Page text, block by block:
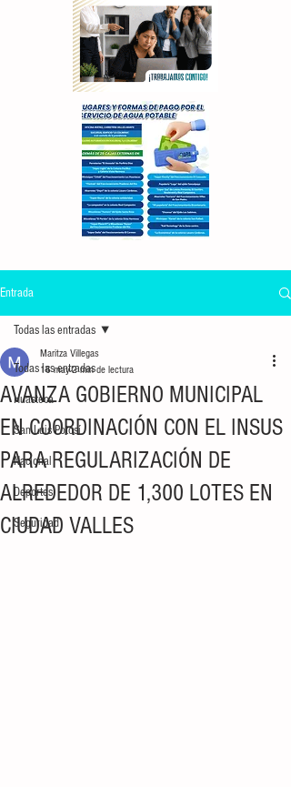
Entrada
Todas las entradas
Huasteca
San Luis Potosí
Nacional
Deportes
Seguridad
Todas las entradas
AVANZA GOBIERNO MUNICIPAL
EN COORDINACIÓN CON EL INSUS
PARA REGULARIZACIÓN DE
ALREDEDOR DE 1,300 LOTES EN
CIUDAD VALLES
Maritza Villegas
16 may2 min de lectura